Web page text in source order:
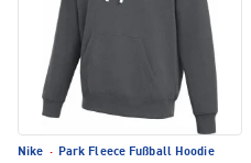
Nike · Park Fleece Fußball Hoodie